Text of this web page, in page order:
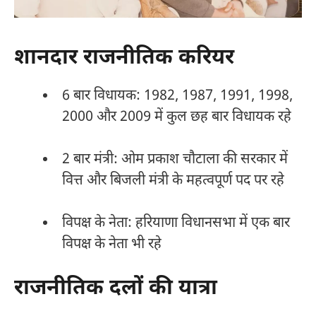
शानदार राजनीतिक करियर
6 बार विधायक: 1982, 1987, 1991, 1998,
2000 और 2009 में कुल छह बार विधायक रहे​
2 बार मंत्री: ओम प्रकाश चौटाला की सरकार में
वित्त और बिजली मंत्री के महत्वपूर्ण पद पर रहे​
विपक्ष के नेता: हरियाणा विधानसभा में एक बार
विपक्ष के नेता भी रहे​
राजनीतिक दलों की यात्रा